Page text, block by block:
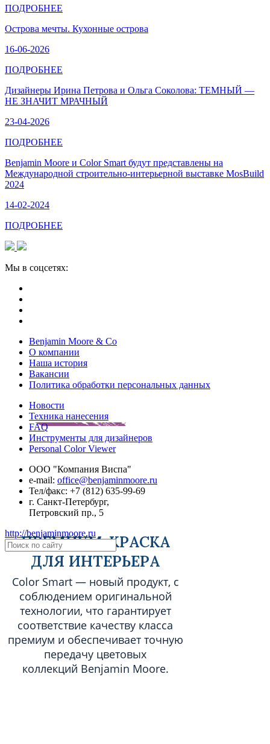
ПРЕМИУМ-КРАСКА
ДЛЯ ИНТЕРЬЕРА
Color Smart — новый продукт, с
соблюдением оригинальной
технологии, что гарантирует
соответствие качеству класса
премиум и обеспечивает точную
передачу цветовых
коллекций Benjamin Moore.
ПОДРОБНЕЕ
​Острова мечты. Кухонные острова
16-06-2026
ПОДРОБНЕЕ
​Дизайнеры Ирина Петрова и Ольга Соколова: ТЕМНЫЙ —
НЕ ЗНАЧИТ МРАЧНЫЙ
23-04-2026
ПОДРОБНЕЕ
​Benjamin Moore и Color Smart будут представлены на
Международной строительно-интерьерной выставке MosBuild
2024
14-02-2024
ПОДРОБНЕЕ
Мы в соцсетях:
Benjamin Moore & Co
О компании
Наша история
Вакансии
Политика обработки персональных данных
Новости
Техника нанесения
FAQ
Инструменты для дизайнеров
Personal Color Viewer
ООО "Компания Виспа"
е-mail: office@benjaminmoore.ru
Тел/факс: +7 (812) 635-99-69
г. Санкт-Петербург,
Петровский пр., 5
http://benjaminmoore.ru